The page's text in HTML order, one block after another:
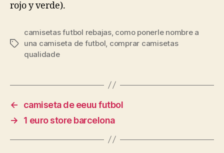
rojo y verde).
Etiquetas
camisetas futbol rebajas, como ponerle nombre a
una camiseta de futbol comprar camisetas
qualidade
←
camiseta de eeuu futbol
→
1 euro store barcelona